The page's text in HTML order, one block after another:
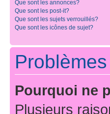
Que sont les annonces?
Que sont les post-it?
Que sont les sujets verrouillés?
Que sont les icônes de sujet?
Pourquoi ne
Plusieurs